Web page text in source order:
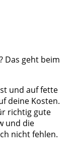
Das geht beim
und auf fette
deine Kosten.
richtig gute
und die
nicht fehlen.